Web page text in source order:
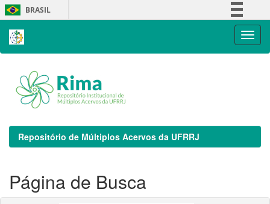
Skip
navigation
BRASIL
Repositório de Múltiplos Acervos da UFRRJ
Página de Busca